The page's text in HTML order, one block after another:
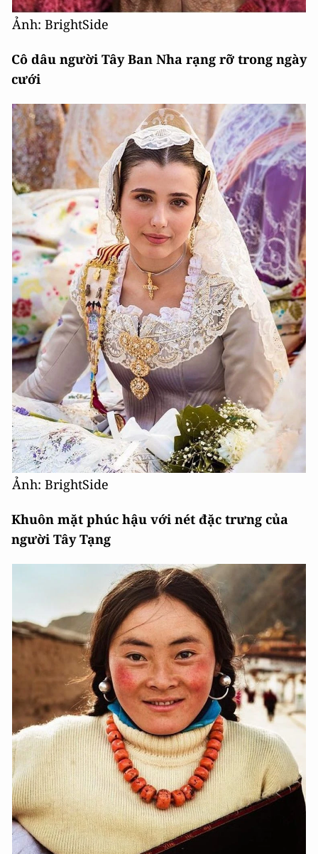
Ảnh: BrightSide
Cô dâu người Tây Ban Nha rạng rỡ trong ngày
cưới
Ảnh: BrightSide
Khuôn mặt phúc hậu với nét đặc trưng của
người Tây Tạng